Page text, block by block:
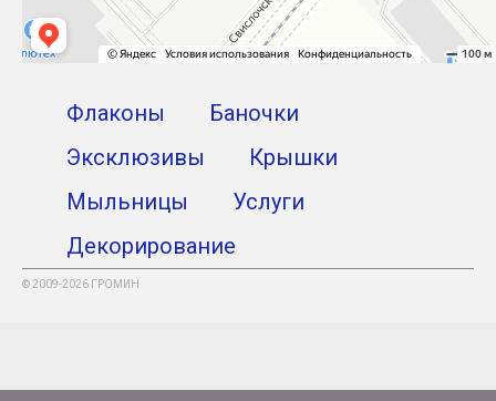
Флаконы
Баночки
Эксклюзивы
Крышки
Мыльницы
Услуги
Декорирование
© 2009-2026 ГРОМИН